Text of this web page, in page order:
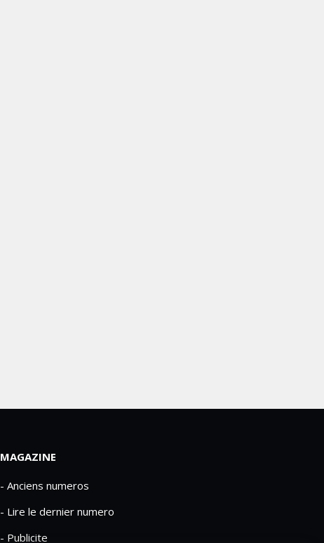
MAGAZINE
- Anciens numeros
- Lire le dernier numero
- Publicite